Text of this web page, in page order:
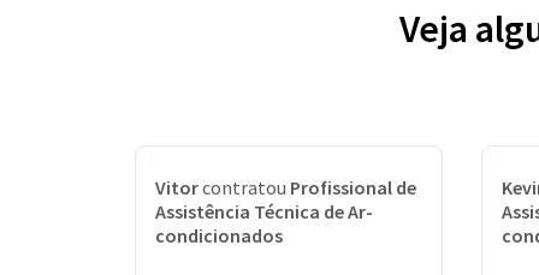
Veja
Vitorcontratou Profissional de
Assistência Técnica de Ar-
condicionados